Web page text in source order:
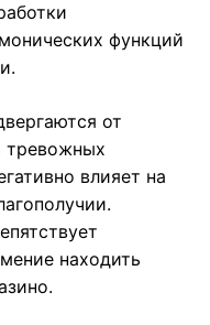
функций
от
тревожных
влияет на
находить